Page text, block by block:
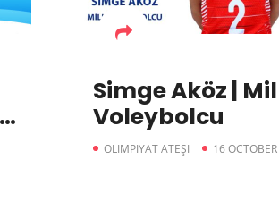
Simge Aköz |
Voleybolcu
OLIMPIYAT ATEŞI 16